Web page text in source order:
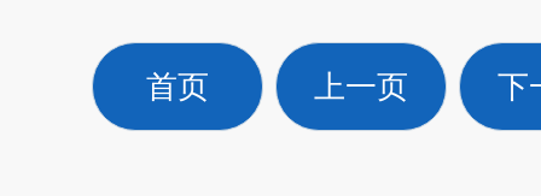
首页 上一页 下